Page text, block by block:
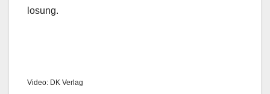
losung.
Video: DK Ver­lag